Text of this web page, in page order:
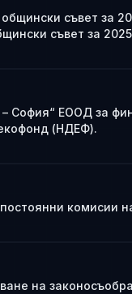
съвет за
съвет за
София“ ЕООД за
(НДЕФ).
комисии
на